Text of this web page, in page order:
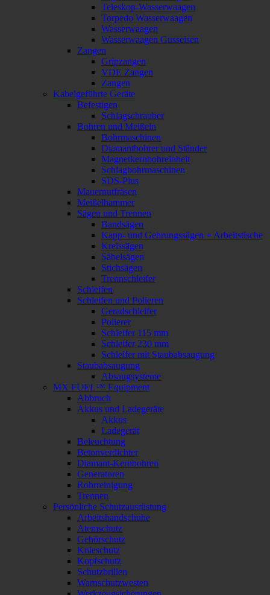
Teleskop-Wasserwaagen
Torpedo Wasserwaagen
Wasserwaagen
Wasserwaagen Gusseisen
Zangen
Gripzangen
VDE Zangen
Zangen
Kabelgeführte Geräte
Befestigen
Schlagschrauber
Bohren und Meißeln
Bohrmaschinen
Diamantbohrer und Ständer
Magnetkernbohreinheit
Schlagbohrmaschinen
SDS-Plus
Mauernutfräsen
Meißelhammer
Sägen und Trennen
Bandsägen
Kapp- und Gehrungssägen + Arbeitstische
Kreissägen
Säbelsägen
Stichsägen
Trennschleifer
Schleifen
Schleifen und Polieren
Geradschleifer
Polierer
Schleifer 115 mm
Schleifer 230 mm
Schleifer mit Staubabsaugung
Staubabsaugung
Absaugsysteme
MX FUEL™ Equipment
Abbruch
Akkus und Ladegeräte
Akkus
Ladegerät
Beleuchtung
Betonverdichter
Diamant-Kernbohren
Generatoren
Rohrreinigung
Trennen
Persönliche Schutzausrüstung
Arbeitshandschuhe
Atemschutz
Gehörschutz
Knieschutz
Kopfschutz
Schutzbrillen
Warnschutzwesten